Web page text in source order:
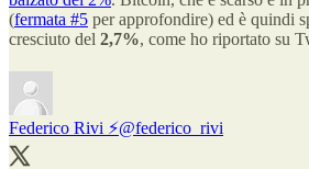
(fermata #5 per approfondire) ed è quindi
cresciuto del 2,7%, come ho riportato su
Federico Rivi ⚡️@federico_rivi